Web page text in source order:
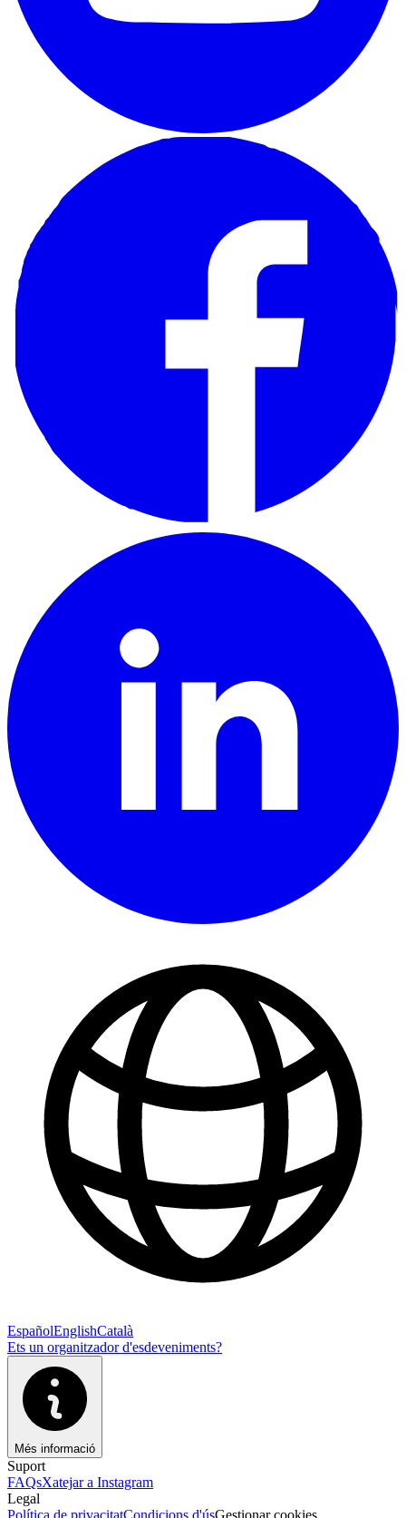
EspañolEnglishCatalà
Ets un organitzador d'esdeveniments?
Més informació
Suport
FAQsXatejar a Instagram
Legal
Política de privacitatCondicions d'úsGestionar cookies